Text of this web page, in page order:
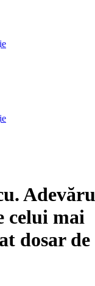
celui mai
dosar